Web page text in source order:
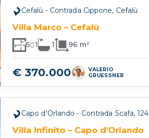
Cefalù - Contrada Cippone, Cefalù
Villa Marco – Cefalù
5 1 1 96 m²
€ 370.000
VALERIO
GRUESSNER
Capo d'Orlando - Contrada Scafa, 124
Villa Infinito – Capo d’Orlando